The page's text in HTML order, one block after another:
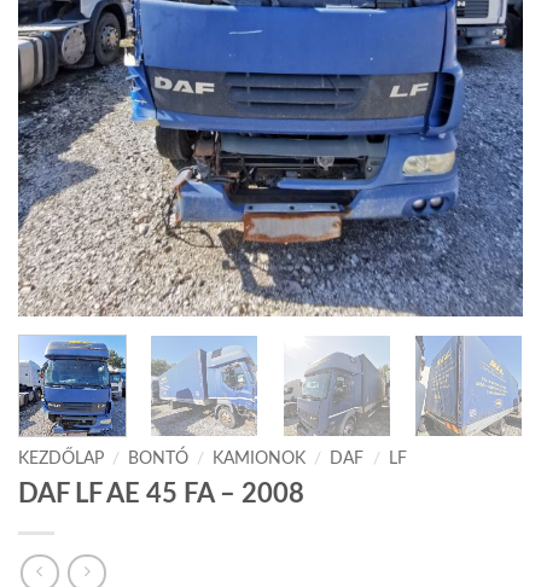
KEZDŐLAP / BONTÓ / KAMIONOK / DAF / LF
DAF LF AE 45 FA – 2008